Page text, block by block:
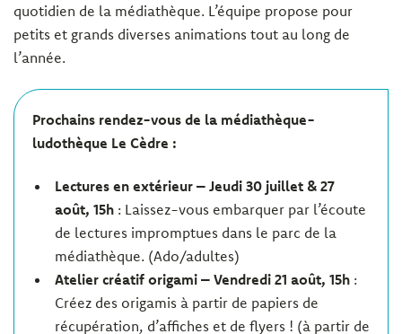
quotidien de la médiathèque. L’équipe propose pour
petits et grands diverses animations tout au long de
l’année.
Prochains rendez-vous de la médiathèque-
ludothèque Le Cèdre :
Lectures en extérieur – Jeudi 30 juillet & 27
août, 15h : Laissez-vous embarquer par l’écoute
de lectures impromptues dans le parc de la
médiathèque. (Ado/adultes)
Atelier créatif origami – Vendredi 21 août, 15h :
Créez des origamis à partir de papiers de
récupération, d’affiches et de flyers ! (à partir de